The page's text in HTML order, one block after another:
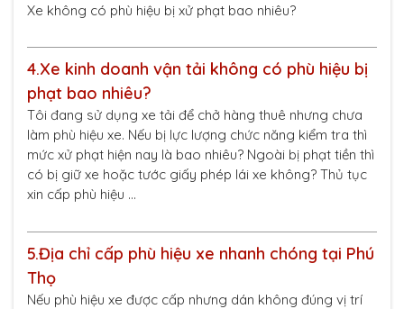
Xe không có phù hiệu bị xử phạt bao nhiêu?
4.Xe kinh doanh vận tải không có phù hiệu bị
phạt bao nhiêu?
Tôi đang sử dụng xe tải để chở hàng thuê nhưng chưa
làm phù hiệu xe. Nếu bị lực lượng chức năng kiểm tra thì
mức xử phạt hiện nay là bao nhiêu? Ngoài bị phạt tiền thì
có bị giữ xe hoặc tước giấy phép lái xe không? Thủ tục
xin cấp phù hiệu …
5.Địa chỉ cấp phù hiệu xe nhanh chóng tại Phú
Thọ
Nếu phù hiệu xe được cấp nhưng dán không đúng vị trí